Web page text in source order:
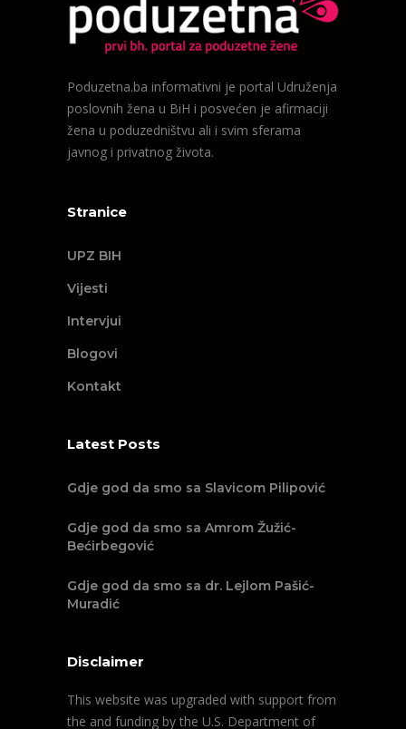
Poduzetna.ba informativni je portal Udruženja
poslovnih žena u BiH i posvećen je afirmaciji
žena u poduzedništvu ali i svim sferama
javnog i privatnog života.
Stranice
UPZ BIH
Vijesti
Intervjui
Blogovi
Kontakt
Latest Posts
Gdje god da smo sa Slavicom Pilipović
Gdje god da smo sa Amrom Žužić-
Bećirbegović
Gdje god da smo sa dr. Lejlom Pašić-
Muradić
Disclaimer
This website was upgraded with support from
the and funding by the U.S. Department of